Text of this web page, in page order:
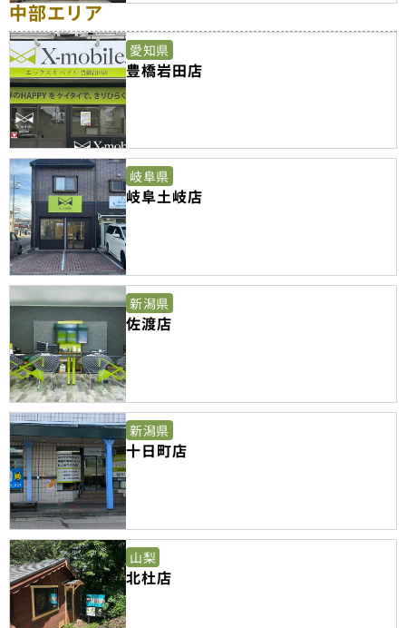
中部エリア
愛知県
豊橋岩田店
岐阜県
岐阜土岐店
新潟県
佐渡店
新潟県
十日町店
山梨
北杜店